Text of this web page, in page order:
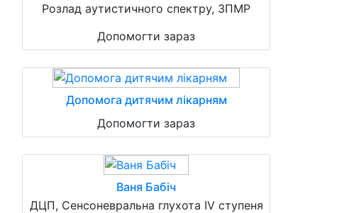
Розлад аутистичного спектру, ЗПМР
Допомогти зараз
Допомога дитячим лікарням
Допомогти зараз
Ваня Бабіч
ДЦП, Сенсоневральна глухота IV ступеня